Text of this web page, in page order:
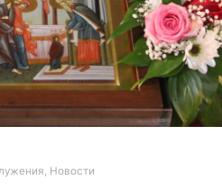
, Новости